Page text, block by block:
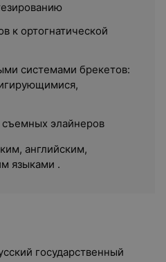
к ортогнатической
системами брекетов:
элайнеров
английским,
языками .
государственный